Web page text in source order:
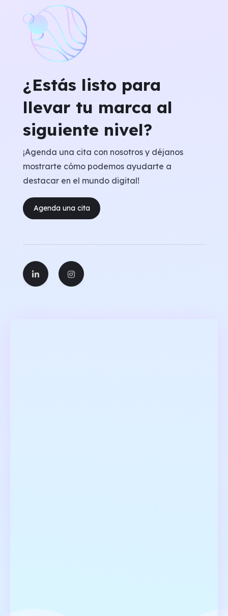
¿Estás listo para
llevar tu marca al
siguiente nivel?
¡Agenda una cita con nosotros y déjanos
mostrarte cómo podemos ayudarte a
destacar en el mundo digital!
Agenda una cita